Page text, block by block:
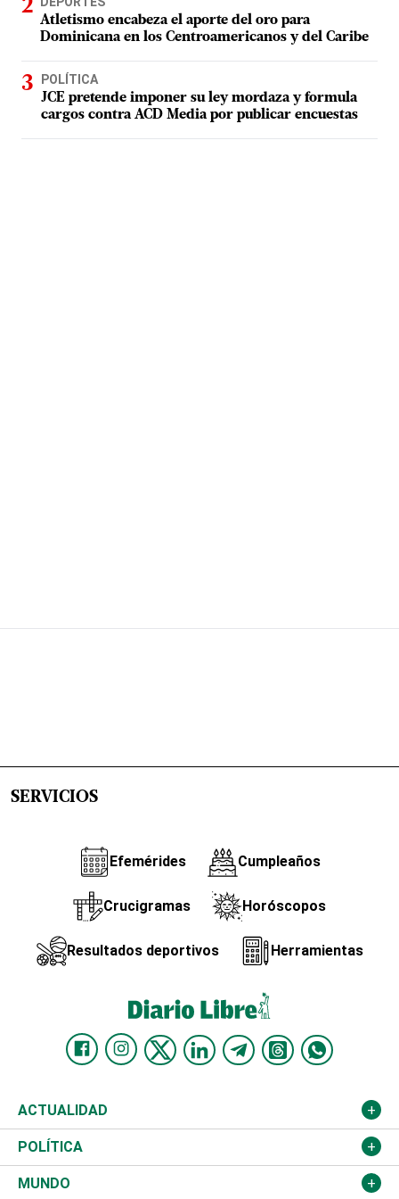
Atletismo encabeza el aporte del oro para
Dominicana en los Centroamericanos y del Caribe
POLÍTICA
JCE pretende imponer su ley mordaza y formula
cargos contra ACD Media por publicar encuestas
SERVICIOS
Efemérides Cumpleaños
Crucigramas Horóscopos
Resultados deportivos Herramientas
ACTUALIDAD
Nacional
Ciudad
POLÍTICA
Partidos
MUNDO